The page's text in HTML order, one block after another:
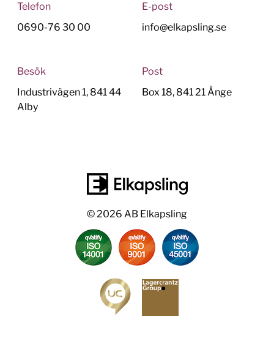
Telefon
0690-76 30 00
E-post
info@elkapsling.se
Besök
Industrivägen 1, 841 44
Alby
Post
Box 18, 841 21 Ånge
© 2026 AB Elkapsling